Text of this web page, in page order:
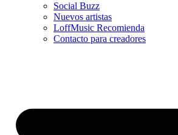
Social Buzz
Nuevos artistas
LoffMusic Recomienda
Contacto para creadores